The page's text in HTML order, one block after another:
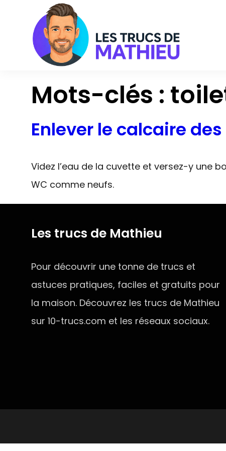
contenu
Mots-clés :
Enlever le calcaire
Videz l’eau de la cuvette et versez-y une
WC comme neufs.
Les trucs de Mathieu
Pour découvrir une tonne de trucs et
astuces pratiques, faciles et gratuits pour
la maison. Découvrez les trucs de Mathieu
sur 10-trucs.com et les réseaux sociaux.